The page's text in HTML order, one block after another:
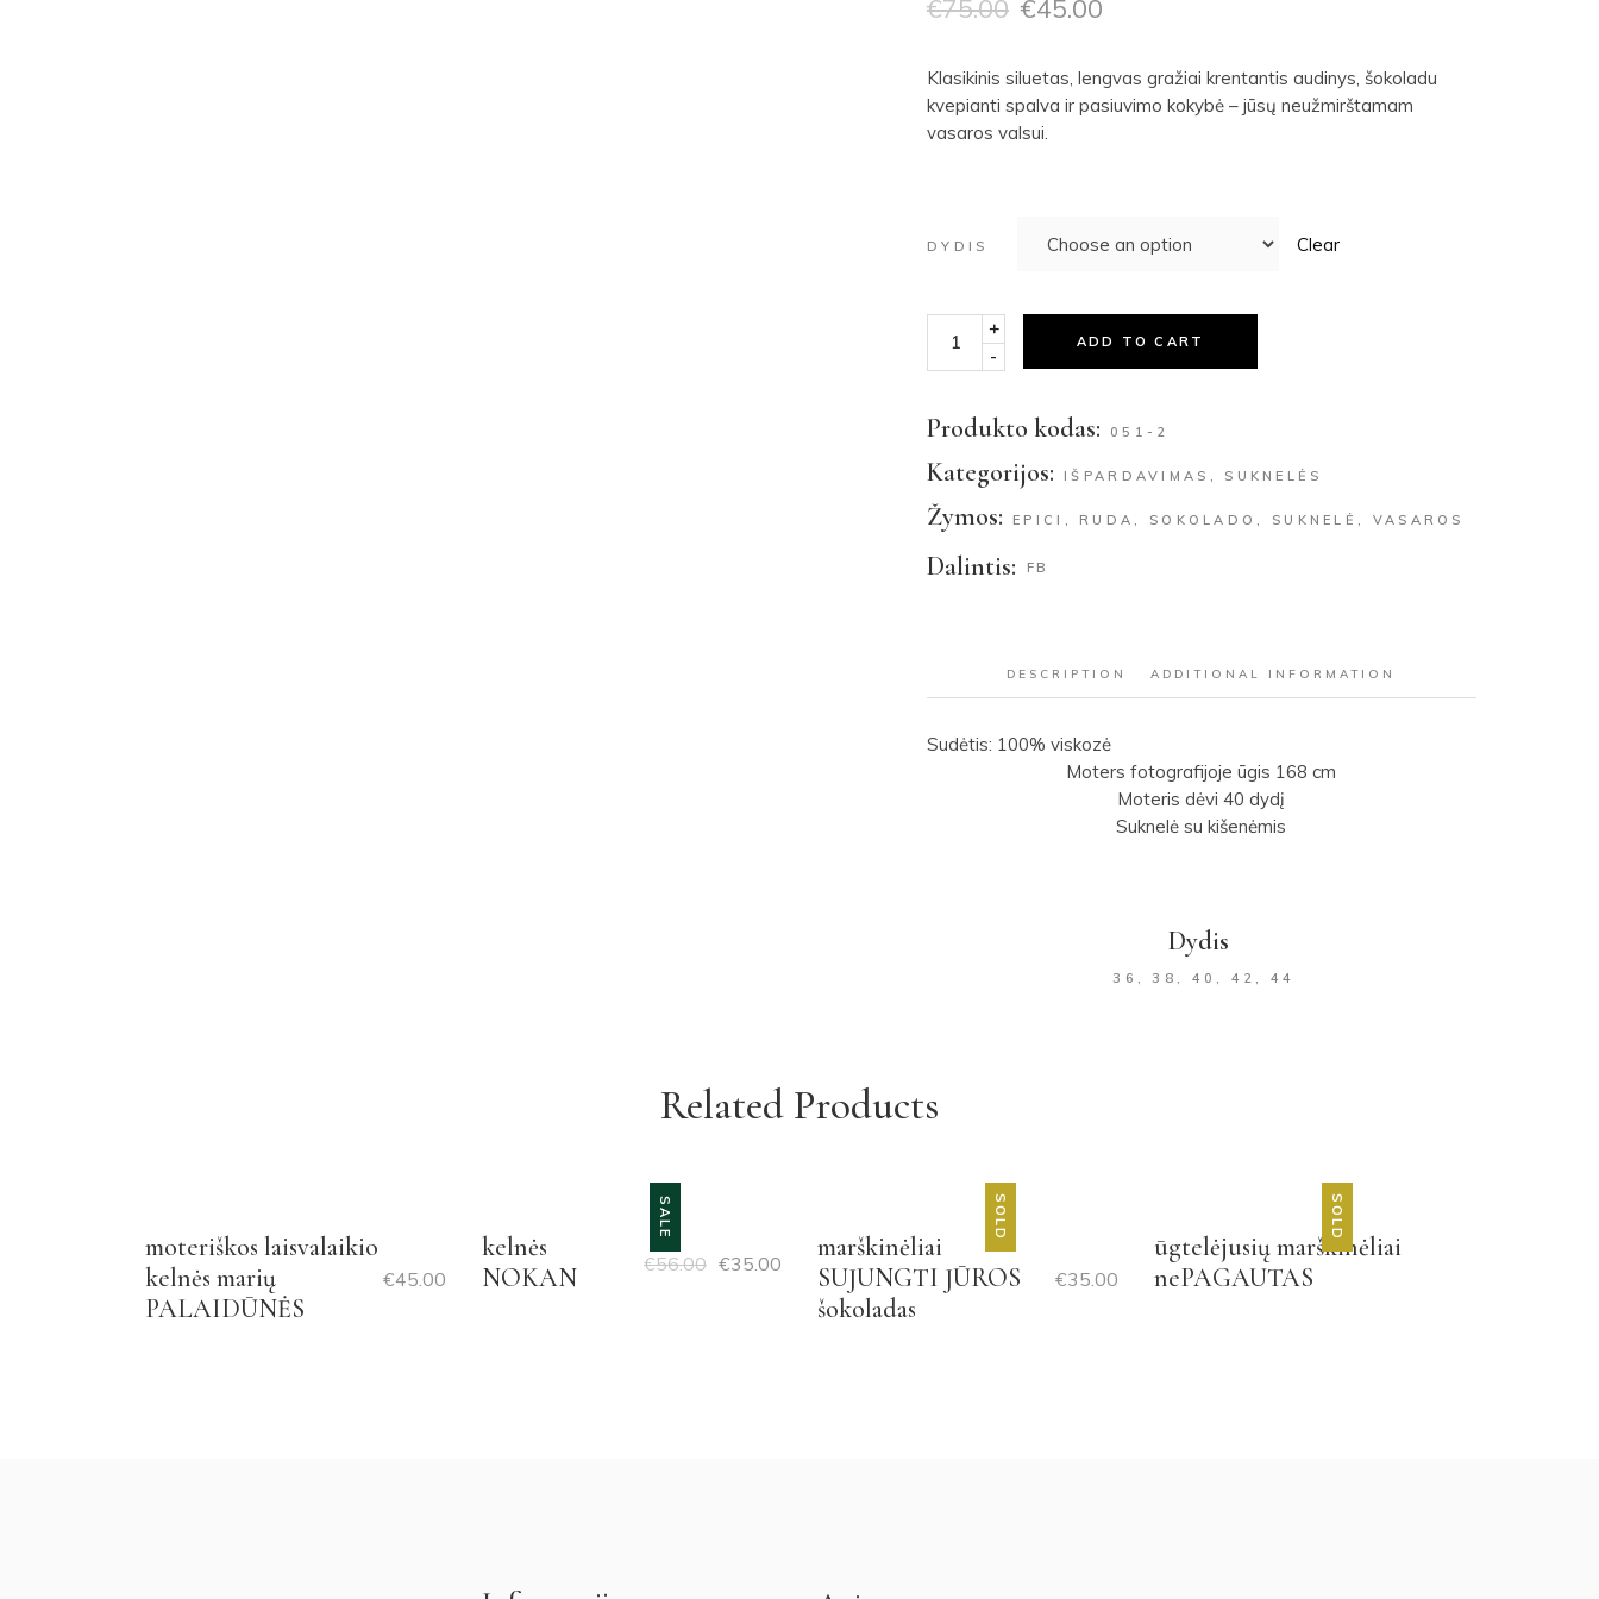
€75.00 €45.00
Klasikinis siluetas, lengvas gražiai krentantis audinys, šokoladu
kvepianti spalva ir pasiuvimo kokybė – jūsų neužmirštamam
vasaros valsui.
DYDIS Clear
suknelė VALSO quantity
-
+
ADD TO CART
Produkto kodas: 051-2
Kategorijos: IŠPARDAVIMAS , SUKNELĖS
Žymos: EPICI , RUDA , SOKOLADO , SUKNELĖ , VASAROS
Dalintis: FB
DESCRIPTION ADDITIONAL INFORMATION
Sudėtis: 100% viskozė
Moters fotografijoje ūgis 168 cm
Moteris dėvi 40 dydį
Suknelė su kišenėmis
Dydis
36, 38, 40, 42, 44
Related Products
moteriškos laisvalaikio
kelnės marių
PALAIDŪNĖS
€45.00
SALE
kelnės
NOKAN
€56.00 €35.00
SOLD
marškinėliai
SUJUNGTI JŪROS
šokoladas
€35.00
SOLD
ūgtelėjusių marškinėliai
nePAGAUTAS